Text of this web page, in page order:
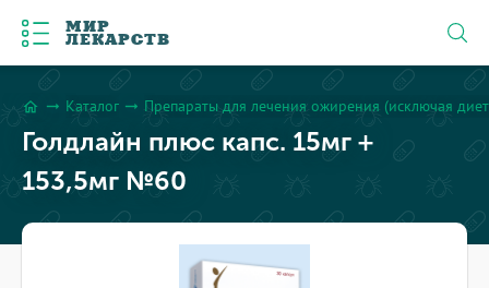
МИР
ЛЕКАРСТВ
home arrow_right_alt Каталог arrow_right_alt Препараты для лечения ожирения (исключая
Голдлайн плюс капс. 15мг +
153,5мг №60